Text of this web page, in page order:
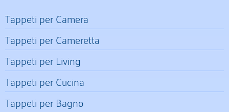
Tappeti per Camera
Tappeti per Cameretta
Tappeti per Living
Tappeti per Cucina
Tappeti per Bagno